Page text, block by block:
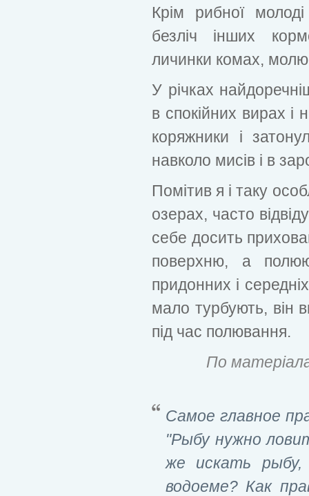
Крім рибної
безліч інших
личинки комах,
У річках
в спокійних вирах
коряжники і
навколо мисів і в
Помітив я і таку
озерах, часто
себе досить
поверхню, а
придонних і
мало турбують, він
під час полювання.
По
Самое главное
"Рыбу нужно
же искать рыбу,
водоеме? Как